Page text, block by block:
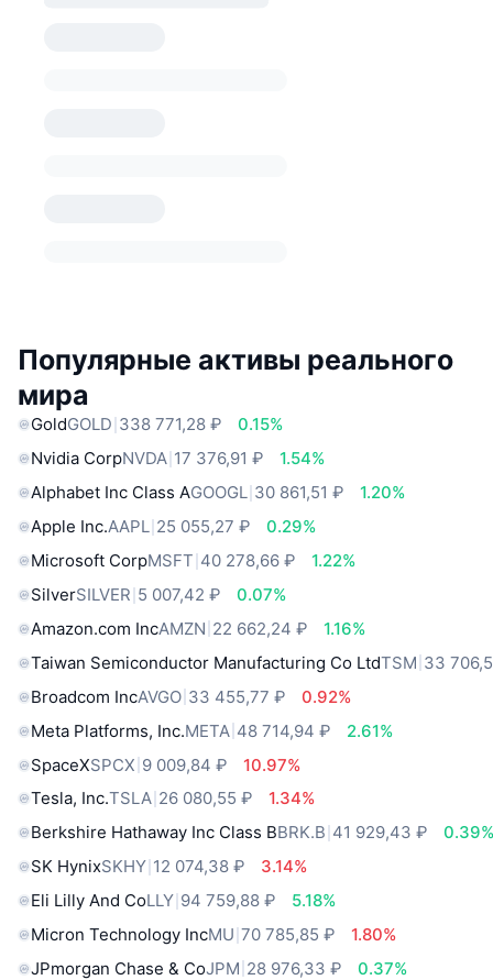
Популярные активы реального
мира
GoldGOLD 338 771,28 ₽
0.15%
Nvidia CorpNVDA 17 376,91 ₽
1.54%
Alphabet Inc Class AGOOGL 30 861,51 ₽
1.20%
Apple Inc.AAPL 25 055,27 ₽
0.29%
Microsoft CorpMSFT 40 278,66 ₽
1.22%
SilverSILVER 5 007,42 ₽
0.07%
Amazon.com IncAMZN 22 662,24 ₽
1.16%
Taiwan Semiconductor Manufacturing Co LtdTSM 33
Broadcom IncAVGO 33 455,77 ₽
0.92%
Meta Platforms, Inc.META 48 714,94 ₽
2.61%
SpaceXSPCX 9 009,84 ₽
10.97%
Tesla, Inc.TSLA 26 080,55 ₽
1.34%
Berkshire Hathaway Inc Class BBRK.B 41 929,43 ₽
SK HynixSKHY 12 074,38 ₽
3.14%
Eli Lilly And CoLLY 94 759,88 ₽
5.18%
Micron Technology IncMU 70 785,85 ₽
1.80%
JPmorgan Chase & CoJPM 28 976,33 ₽
0.37%